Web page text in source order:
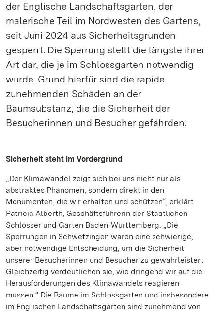
der Englische Landschaftsgarten, der
malerische Teil im Nordwesten des Gartens,
seit Juni 2024 aus Sicherheitsgründen
gesperrt. Die Sperrung stellt die längste ihrer
Art dar, die je im Schlossgarten notwendig
wurde. Grund hierfür sind die rapide
zunehmenden Schäden an der
Baumsubstanz, die die Sicherheit der
Besucherinnen und Besucher gefährden.
Sicherheit steht im Vordergrund
„Der Klimawandel zeigt sich bei uns nicht nur als
abstraktes Phänomen, sondern direkt in den
Monumenten, die wir erhalten und schützen“, erklärt
Patricia Alberth, Geschäftsführerin der Staatlichen
Schlösser und Gärten Baden-Württemberg. „Die
Sperrungen in Schwetzingen waren eine schwierige,
aber notwendige Entscheidung, um die Sicherheit
unserer Besucherinnen und Besucher zu gewährleisten.
Gleichzeitig verdeutlichen sie, wie dringend wir auf die
Herausforderungen des Klimawandels reagieren
müssen.“ Die Bäume im Schlossgarten und insbesondere
im Englischen Landschaftsgarten sind zunehmend von